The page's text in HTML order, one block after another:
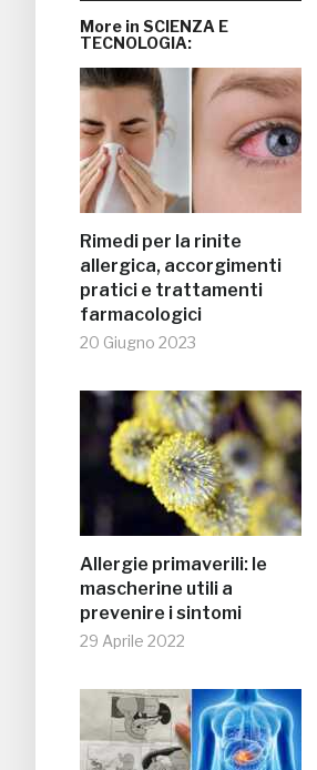
More in SCIENZA E
TECNOLOGIA:
Rimedi per la rinite
allergica, accorgimenti
pratici e trattamenti
farmacologici
20 Giugno 2023
Allergie primaverili: le
mascherine utili a
prevenire i sintomi
29 Aprile 2022